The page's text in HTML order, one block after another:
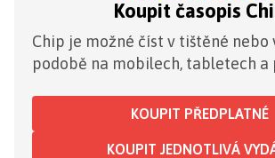
Koupit časopis
Chip je možné číst v tištěné
podobě na mobilech, tabletech a
KOUPIT PŘEDPLATNÉ
KOUPIT JEDNOTLIVÁ